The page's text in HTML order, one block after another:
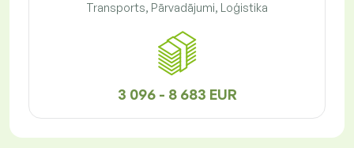
Transports, Pārvadājumi, Loģistika
3 096 - 8 683 EUR